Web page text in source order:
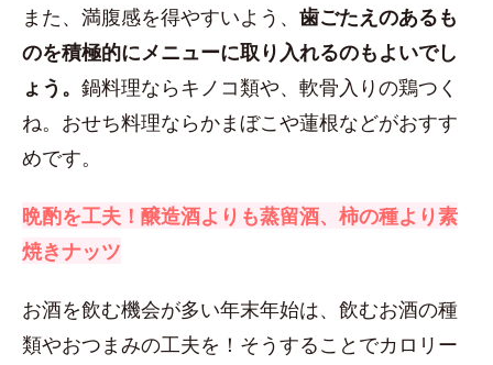
また、満腹感を得やすいよう、 歯ごたえのあるも
のを積極的にメニューに取り入れるのもよいでし
ょう。 鍋料理ならキノコ類や、軟骨入りの鶏つく
ね。おせち料理ならかまぼこや蓮根などがおすす
めです。
晩酌を工夫！醸造酒よりも蒸留酒、柿の種より素
焼きナッツ
お酒を飲む機会が多い年末年始は、飲むお酒の種
類やおつまみの工夫を！そうすることでカロリー